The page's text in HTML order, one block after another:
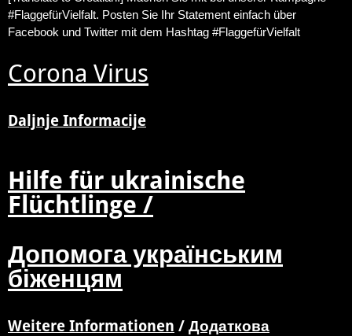
#FlaggefürVielfalt. Posten Sie Ihr Statement einfach über
Facebook und Twitter mit dem Hashtag #FlaggefürVielfalt
Corona Virus
Daljnje Informacije
Hilfe für ukrainische
Flüchtlinge /
Допомога українським
біженцям
Weitere Informationen / Додаткова